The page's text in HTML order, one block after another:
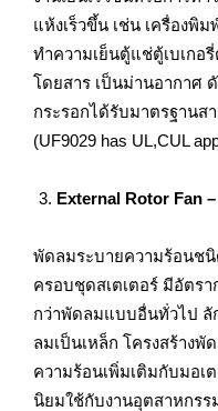
แห้งเร็วขึ้น เช่น เครื่องพิ
ทำความเย็นตู้แช่ตู้เบเกอ
โดยสาร เป็นม่านอากาศ
กระรอกได้รับมาตรฐานส
(UF9029 has UL,CUL
External Rotor Fan
พัดลมระบายความร้อนช
ครอบชุดสเตเตอร์ มีอัตรา
กว่าพัดลมแบบอื่นทั่วไป
ลมเป็นเหล็ก โครงสร้าง
ความร้อนเพิ่มเติมกับมอเ
นิยมใช้กับงานอุตสาหกร